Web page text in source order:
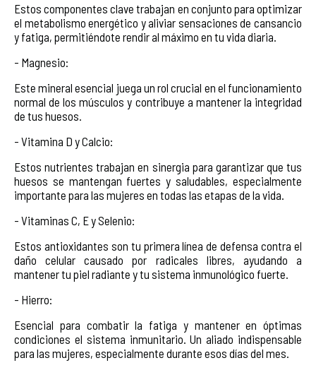
Estos componentes clave trabajan en conjunto para optimizar
el metabolismo energético y aliviar sensaciones de cansancio
y fatiga, permitiéndote rendir al máximo en tu vida diaria.
- Magnesio:
Este mineral esencial juega un rol crucial en el funcionamiento
normal de los músculos y contribuye a mantener la integridad
de tus huesos.
- Vitamina D y Calcio:
Estos nutrientes trabajan en sinergia para garantizar que tus
huesos se mantengan fuertes y saludables, especialmente
importante para las mujeres en todas las etapas de la vida.
- Vitaminas C, E y Selenio:
Estos antioxidantes son tu primera línea de defensa contra el
daño celular causado por radicales libres, ayudando a
mantener tu piel radiante y tu sistema inmunológico fuerte.
- Hierro:
Esencial para combatir la fatiga y mantener en óptimas
condiciones el sistema inmunitario. Un aliado indispensable
para las mujeres, especialmente durante esos días del mes.